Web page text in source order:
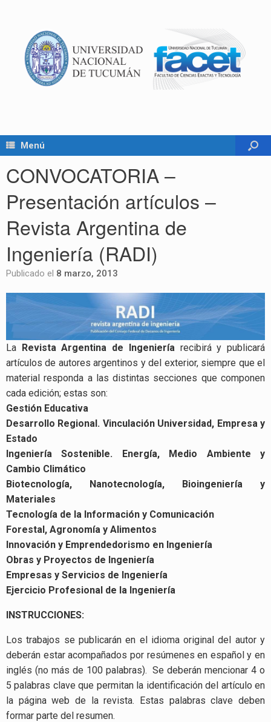
Menú
CONVOCATORIA –
Presentación artículos –
Revista Argentina de
Ingeniería (RADI)
Publicado el 8 marzo, 2013
La Revista Argentina de Ingeniería recibirá y publicará
artículos de autores argentinos y del exterior, siempre que el
material responda a las distintas secciones que componen
cada edición; estas son:
Gestión Educativa
Desarrollo Regional. Vinculación Universidad, Empresa y
Estado
Ingeniería Sostenible. Energía, Medio Ambiente y
Cambio Climático
Biotecnología, Nanotecnología, Bioingeniería y
Materiales
Tecnología de la Información y Comunicación
Forestal, Agronomía y Alimentos
Innovación y Emprendedorismo en Ingeniería
Obras y Proyectos de Ingeniería
Empresas y Servicios de Ingeniería
Ejercicio Profesional de la Ingeniería
INSTRUCCIONES:
Los trabajos se publicarán en el idioma original del autor y
deberán estar acompañados por resúmenes en español y en
inglés (no más de 100 palabras). Se deberán mencionar 4 o
5 palabras clave que permitan la identificación del artículo en
la página web de la revista. Estas palabras clave deben
formar parte del resumen.